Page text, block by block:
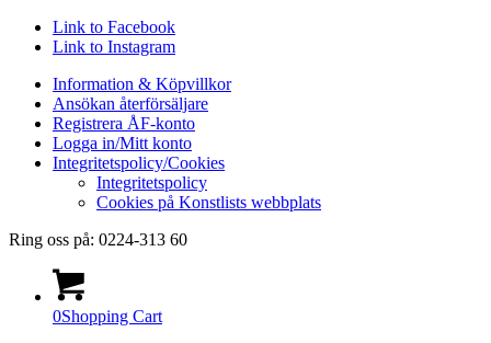
Link to Facebook
Link to Instagram
Information & Köpvillkor
Ansökan återförsäljare
Registrera ÅF-konto
Logga in/Mitt konto
Integritetspolicy/Cookies
Integritetspolicy
Cookies på Konstlists webbplats
Ring oss på: 0224-313 60
0Shopping Cart